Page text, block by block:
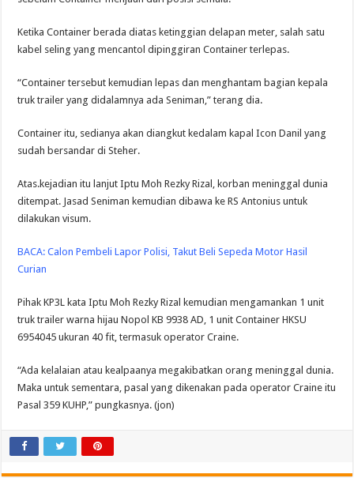
Ketika Container berada diatas ketinggian delapan meter, salah satu
kabel seling yang mencantol dipinggiran Container terlepas.
“Container tersebut kemudian lepas dan menghantam bagian kepala
truk trailer yang didalamnya ada Seniman,” terang dia.
Container itu, sedianya akan diangkut kedalam kapal Icon Danil yang
sudah bersandar di Steher.
Atas.kejadian itu lanjut Iptu Moh Rezky Rizal, korban meninggal dunia
ditempat. Jasad Seniman kemudian dibawa ke RS Antonius untuk
dilakukan visum.
BACA:Calon Pembeli Lapor Polisi, Takut Beli Sepeda Motor Hasil
Curian
Pihak KP3L kata Iptu Moh Rezky Rizal kemudian mengamankan 1 unit
truk trailer warna hijau Nopol KB 9938 AD, 1 unit Container HKSU
6954045 ukuran 40 fit, termasuk operator Craine.
“Ada kelalaian atau kealpaanya megakibatkan orang meninggal dunia.
Maka untuk sementara, pasal yang dikenakan pada operator Craine itu
Pasal 359 KUHP,” pungkasnya. (jon)